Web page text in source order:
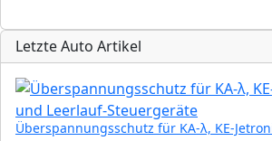
Letzte Auto Artikel
Überspannungsschutz für KA-λ, KE-